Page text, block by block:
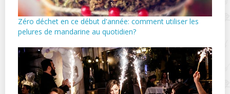
Zéro déchet en ce début d'année: comment utiliser les
pelures de mandarine au quotidien?